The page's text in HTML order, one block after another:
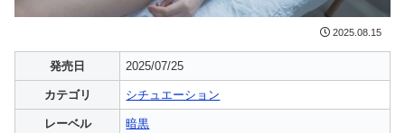
2025.08.15
発売日 2025/07/25
カテゴリ シチュエーション
レーベル 暗黒